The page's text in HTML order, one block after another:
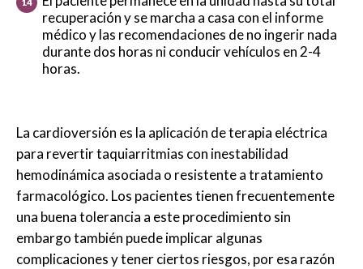
recuperación y se marcha a casa con el informe
médico y las recomendaciones de no ingerir nada
durante dos horas ni conducir vehículos en 2-4
horas.
La cardioversión es la aplicación de terapia eléctrica
para revertir taquiarritmias con inestabilidad
hemodinámica asociada o resistente a tratamiento
farmacológico. Los pacientes tienen frecuentemente
una buena tolerancia a este procedimiento sin
embargo también puede implicar algunas
complicaciones y tener ciertos riesgos, por esa razón